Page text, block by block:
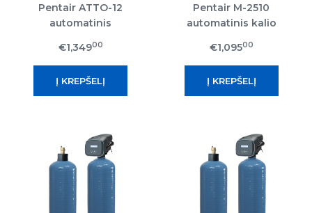
Pentair ATTO-12
automatinis
€1,34900
Pentair M-2510
automatinis kalio
nugeležinimo filtras
€1,09500